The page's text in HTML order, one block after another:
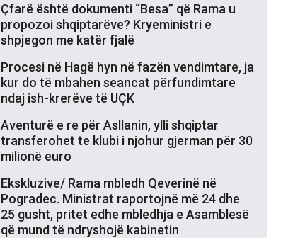
Çfarë është dokumenti “Besa” që Rama u
propozoi shqiptarëve? Kryeministri e
shpjegon me katër fjalë
Procesi në Hagë hyn në fazën vendimtare, ja
kur do të mbahen seancat përfundimtare
ndaj ish-krerëve të UÇK
Aventurë e re për Asllanin, ylli shqiptar
transferohet te klubi i njohur gjerman për 30
milionë euro
Ekskluzive/ Rama mbledh Qeverinë në
Pogradec. Ministrat raportojnë më 24 dhe
25 gusht, pritet edhe mbledhja e Asamblesë
që mund të ndryshojë kabinetin